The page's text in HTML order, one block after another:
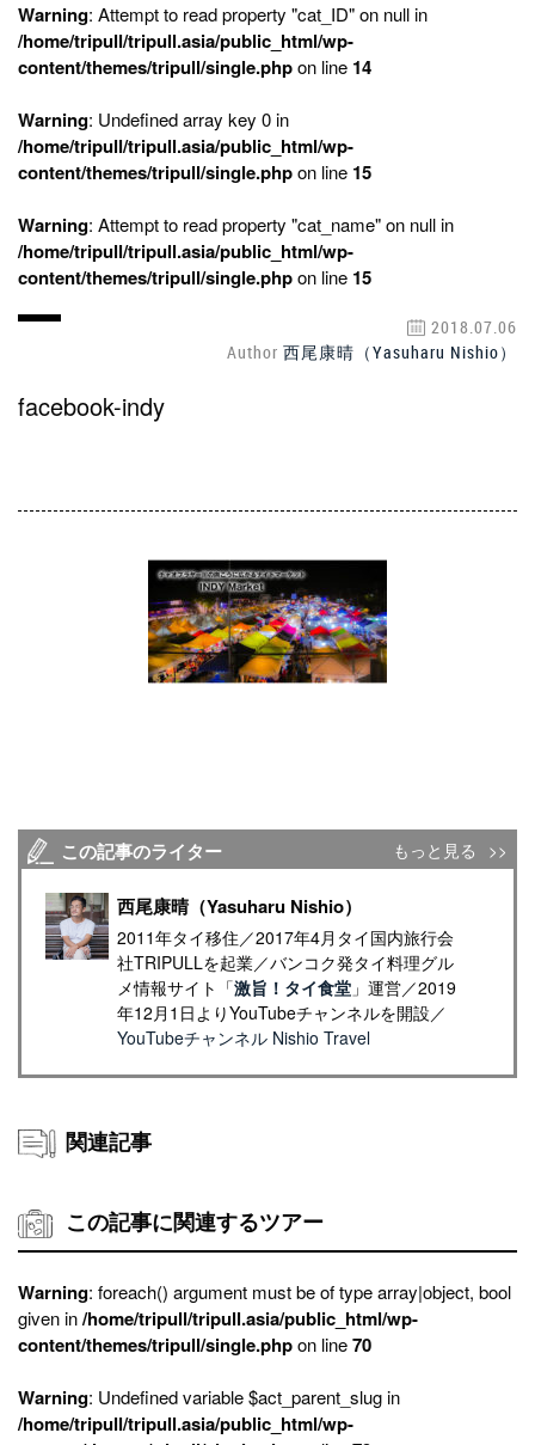
Warning: Attempt to read property "cat_ID" on null in
/home/tripull/tripull.asia/public_html/wp-
content/themes/tripull/single.phpon line 14
Warning: Undefined array key 0 in
/home/tripull/tripull.asia/public_html/wp-
content/themes/tripull/single.phpon line 15
Warning: Attempt to read property "cat_name" on null in
/home/tripull/tripull.asia/public_html/wp-
content/themes/tripull/single.phpon line 15
2018.07.06
Author 西尾康晴（Yasuharu Nishio）
facebook-indy
この記事のライター もっと見る
西尾康晴（Yasuharu Nishio）
2011年タイ移住／2017年4月タイ国内旅行会
社TRIPULLを起業／バンコク発タイ料理グル
メ情報サイト「激旨！タイ食堂」運営／2019
年12月1日よりYouTubeチャンネルを開設／
YouTubeチャンネル Nishio Travel
関連記事
この記事に関連するツアー
Warning: foreach() argument must be of type array|object, bool
given in/home/tripull/tripull.asia/public_html/wp-
content/themes/tripull/single.phpon line70
Warning: Undefined variable $act_parent_slug in
/home/tripull/tripull.asia/public_html/wp-